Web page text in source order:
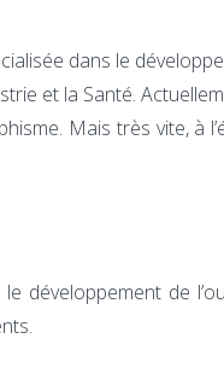
dans le
et la Santé.
Mais très vite, à
développement de